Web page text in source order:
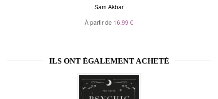
Sam Akbar
À partir de 16,99 €
ILS ONT ÉGALEMENT ACHETÉ